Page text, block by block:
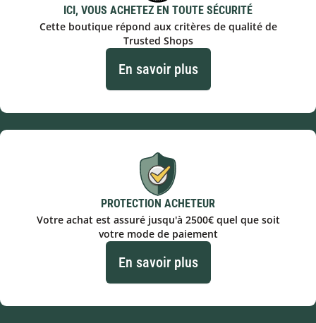
ICI, VOUS ACHETEZ EN TOUTE SÉCURITÉ
Cette boutique répond aux critères de qualité de
Trusted Shops
En savoir plus
PROTECTION ACHETEUR
Votre achat est assuré jusqu'à 2500€ quel que soit
votre mode de paiement
En savoir plus